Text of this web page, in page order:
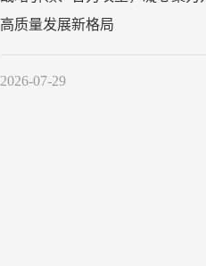
高质量发展新格局
2026-07-29